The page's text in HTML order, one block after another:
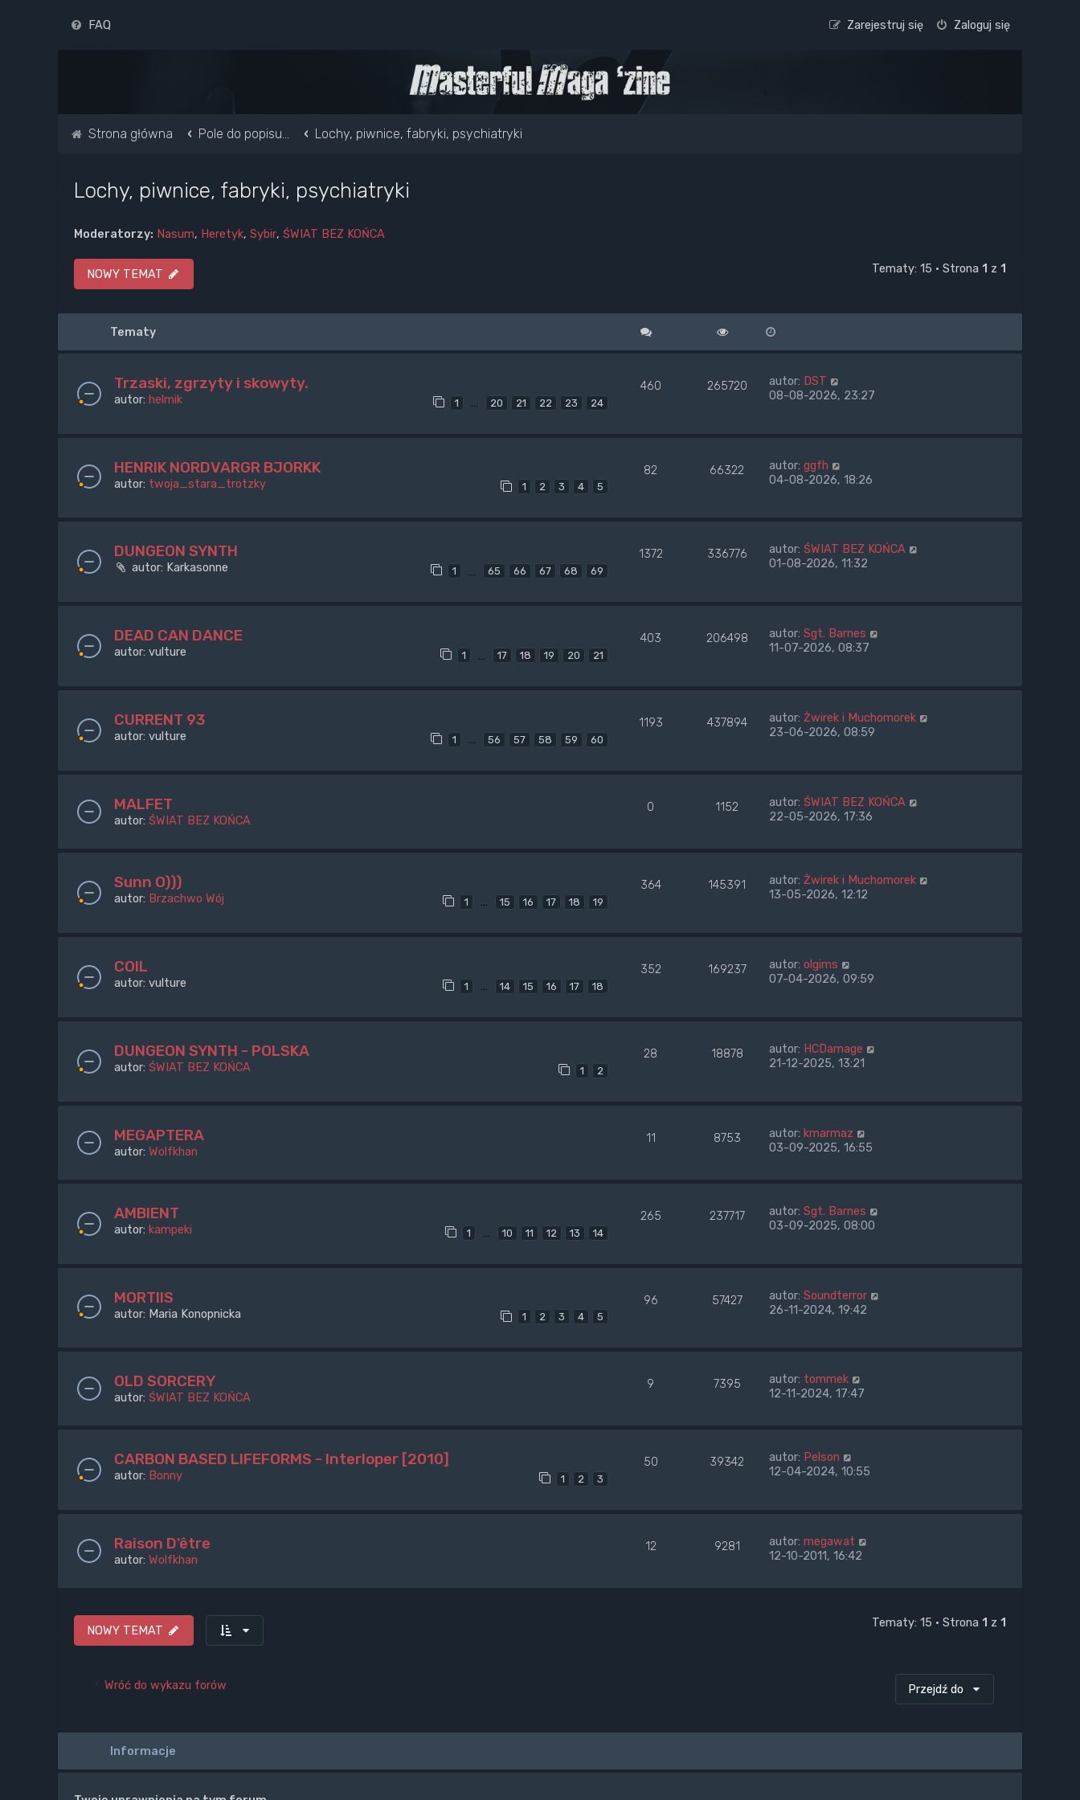
FAQ Zaloguj się
Zarejestruj się
Strona główna Pole do popisu... Lochy, piwnice, fabryki, psychiatryki
Lochy, piwnice, fabryki, psychiatryki
Moderatorzy: Nasum, Heretyk, Sybir, ŚWIAT BEZ KOŃCA
NOWY TEMAT Tematy: 15 • Strona 1 z 1
Tematy
Trzaski, zgrzyty i skowyty.
autor: helmik 1 … 20 21 22 23 24
460 265720 autor: DST
08-08-2026, 23:27
HENRIK NORDVARGR BJORKK
autor: twoja_stara_trotzky 1 2 3 4 5
82 66322 autor: ggfh
04-08-2026, 18:26
DUNGEON SYNTH
autor: Karkasonne 1 … 65 66 67 68 69
1372 336776 autor: ŚWIAT BEZ KOŃCA
01-08-2026, 11:32
DEAD CAN DANCE
autor: vulture 1 17 18 19 20 21
403 206498 autor: Sgt. Barnes
11-07-2026, 08:37
CURRENT 93
autor: vulture 1 … 56 57 58 59 60
1193 437894 autor: Żwirek i Muchomorek
23-06-2026, 08:59
MALFET
autor: ŚWIAT BEZ KOŃCA
0 1152 autor: ŚWIAT BEZ KOŃCA
22-05-2026, 17:36
Sunn O)))
autor: Brzachwo Wój 1 … 15 16 17 18 19
364 145391 autor: Żwirek i Muchomorek
13-05-2026, 12:12
COIL
autor: vulture 1 … 14 15 16 17 18
352 169237 autor: olgims
07-04-2026, 09:59
DUNGEON SYNTH - POLSKA
autor: ŚWIAT BEZ KOŃCA 1 2
28 18878 autor: HCDamage
21-12-2025, 13:21
MEGAPTERA
autor: Wolfkhan
11 8753 autor: kmarmaz
03-09-2025, 16:55
AMBIENT
autor: kampeki 1 … 10 11 12 13 14
265 237717 autor: Sgt. Barnes
03-09-2025, 08:00
MORTIIS
autor: Maria Konopnicka 1 2 3 4 5
96 57427 autor: Soundterror
26-11-2024, 19:42
OLD SORCERY
autor: ŚWIAT BEZ KOŃCA
9 7395 autor: tommek
12-11-2024, 17:47
CARBON BASED LIFEFORMS - Interloper [2010]
autor: Bonny 1 2 3
50 39342 autor: Pelson
12-04-2024, 10:55
Raison D'être
autor: Wolfkhan
12 9281 autor: megawat
12-10-2011, 16:42
NOWY TEMAT
Tematy: 15 • Strona 1 z 1
Wróć do wykazu forów Przejdź do
Informacje